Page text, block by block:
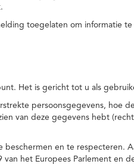
toegelaten om informatie
Het is gericht tot u als
persoonsgegevens, hoe
van deze gegevens hebt
en te respecteren.
het Europees Parlement en